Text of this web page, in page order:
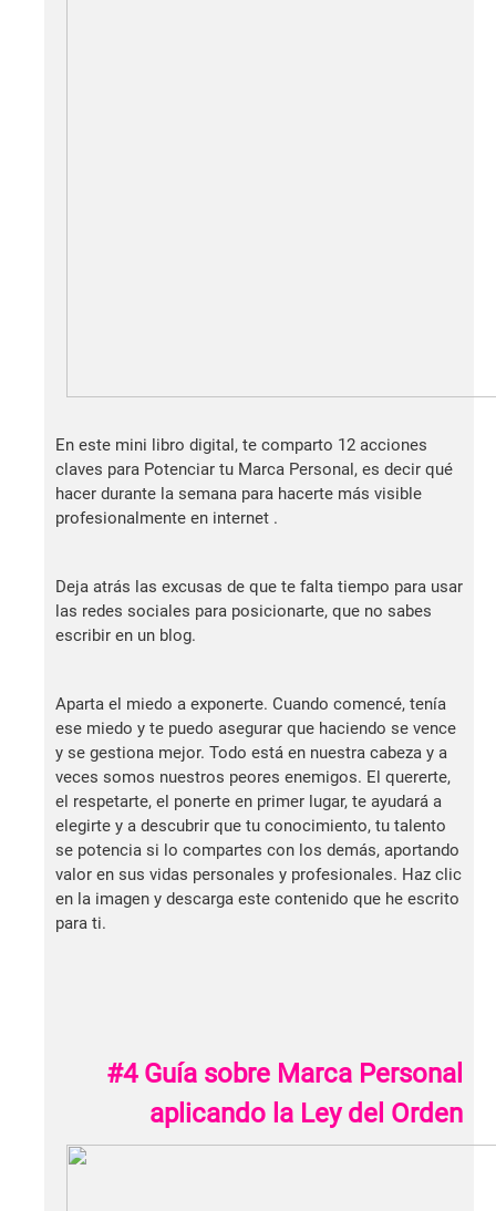
En este mini libro digital, te comparto 12 acciones
claves para Potenciar tu Marca Personal, es decir qué
hacer durante la semana para hacerte más visible
profesionalmente en internet .
Deja atrás las excusas de que te falta tiempo para usar
las redes sociales para posicionarte, que no sabes
escribir en un blog.
Aparta el miedo a exponerte. Cuando comencé, tenía
ese miedo y te puedo asegurar que haciendo se vence
y se gestiona mejor. Todo está en nuestra cabeza y a
veces somos nuestros peores enemigos. El quererte,
el respetarte, el ponerte en primer lugar, te ayudará a
elegirte y a descubrir que tu conocimiento, tu talento
se potencia si lo compartes con los demás, aportando
valor en sus vidas personales y profesionales. Haz clic
en la imagen y descarga este contenido que he escrito
para ti.
#4 Guía sobre Marca Personal
aplicando la Ley del Orden